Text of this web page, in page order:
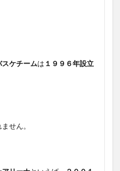
スケチームは １９９６年設立
せん。